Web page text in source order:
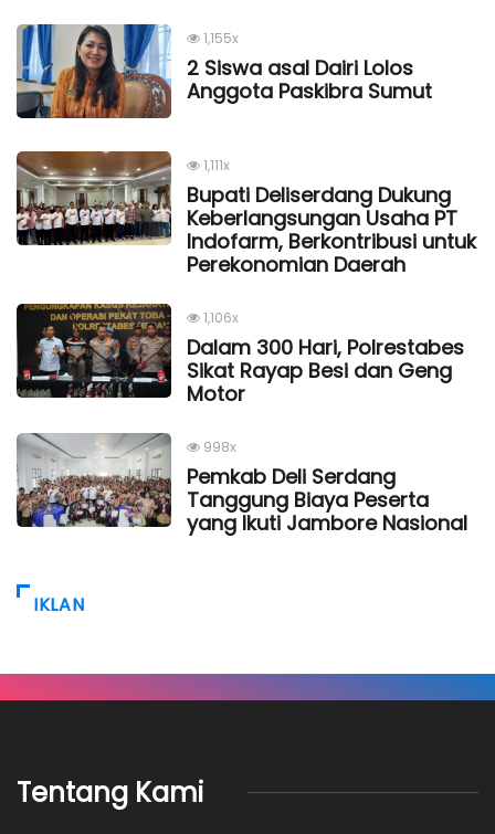
1,155x
2 Siswa asal Dairi Lolos
Anggota Paskibra Sumut
1,111x
Bupati Deliserdang Dukung
Keberlangsungan Usaha PT
Indofarm, Berkontribusi untuk
Perekonomian Daerah
1,106x
Dalam 300 Hari, Polrestabes
Sikat Rayap Besi dan Geng
Motor
998x
Pemkab Deli Serdang
Tanggung Biaya Peserta
yang Ikuti Jambore Nasional
IKLAN
Tentang Kami